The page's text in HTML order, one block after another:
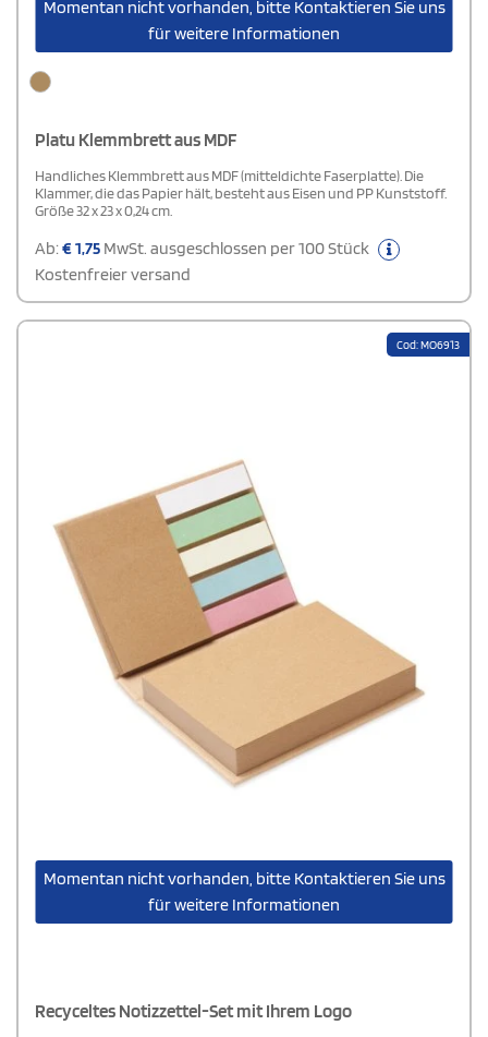
Momentan nicht vorhanden, bitte Kontaktieren Sie uns
für weitere Informationen
Platu Klemmbrett aus MDF
Handliches Klemmbrett aus MDF (mitteldichte Faserplatte). Die
Klammer, die das Papier hält, besteht aus Eisen und PP Kunststoff.
Größe 32 x 23 x 0,24 cm.
Ab:€1,75 MwSt. ausgeschlossen per 100 Stück
Kostenfreier versand
Cod: MO6913
Momentan nicht vorhanden, bitte Kontaktieren Sie uns
für weitere Informationen
Recyceltes Notizzettel-Set mit Ihrem Logo